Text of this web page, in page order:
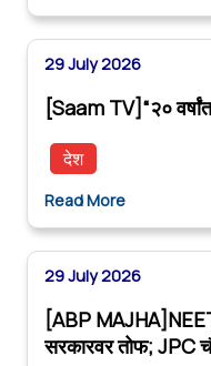
29 July 2026
[Saam TV]“२०
देश
Read More
29 July 2026
[ABP
सरकारवर तोफ; JPC